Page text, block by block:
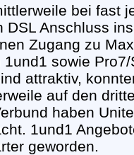
bei fast
DSL Anschluss
Zugang zu
sowie
attraktiv,
auf den
haben
1und1
geworden.